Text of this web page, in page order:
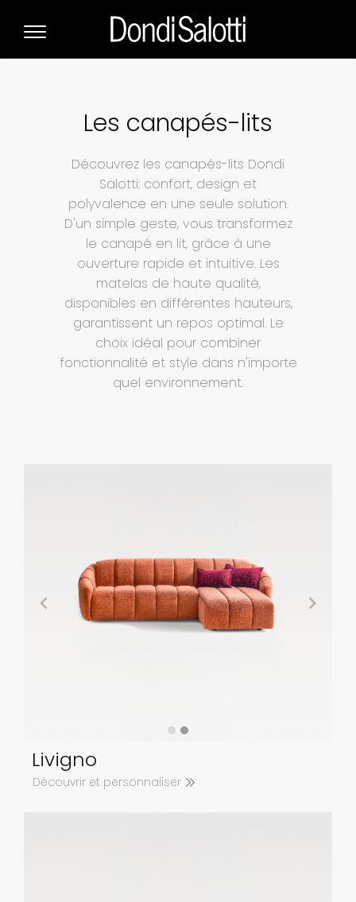
Les canapés-lits
Découvrez les canapés-lits Dondi
Salotti: confort, design et
polyvalence en une seule solution.
D'un simple geste, vous transformez
le canapé en lit, grâce à une
ouverture rapide et intuitive. Les
matelas de haute qualité,
disponibles en différentes hauteurs,
garantissent un repos optimal. Le
choix idéal pour combiner
fonctionnalité et style dans n'importe
quel environnement.
Livigno
Découvrir et personnaliser